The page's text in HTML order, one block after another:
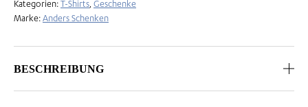
Kategorien:T-Shirts Geschenke
Marke:Anders Schenken
BESCHREIBUNG